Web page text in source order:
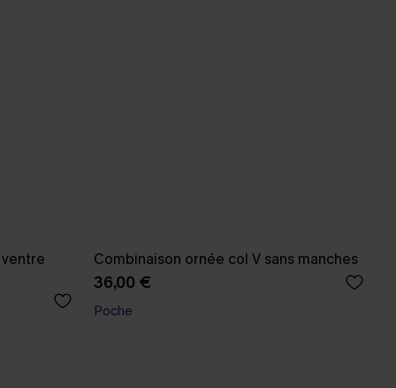
Combinaison ornée col V sans manches
36,00 €
Poche